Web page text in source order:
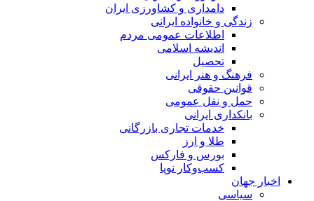
دامداری و کشاورزی ایران
زندگی و خانواده ایرانی
اطلاعات عمومی مردم
اندیشه اسلامی
تحصیل
فرهنگ و هنر ایرانی
قوانین حقوقی
حمل و نقل عمومی
بانکداری ایرانی
خدمات تجاری بازرگانی
طلا و ارز
بورس و فارکس
کسب‌وکار نوپا
اخبار جهان
سیاسی